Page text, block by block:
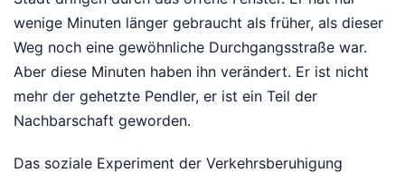
wenige Minuten länger gebraucht als früher, als dieser
Weg noch eine gewöhnliche Durchgangsstraße war.
Aber diese Minuten haben ihn verändert. Er ist nicht
mehr der gehetzte Pendler, er ist ein Teil der
Nachbarschaft geworden.
Das soziale Experiment der Verkehrsberuhigung